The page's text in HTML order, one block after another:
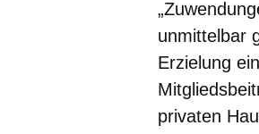
unmittelbar
Erzielung
privaten